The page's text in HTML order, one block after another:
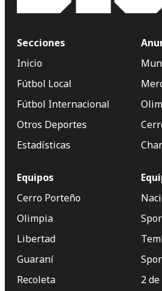
Secciones
Inicio
Fútbol Local
Fútbol Internacional
Otros Deportes
Estadísticas
Equipos
Cerro Porteño
Olimpia
Libertad
Guaraní
Recoleta
2